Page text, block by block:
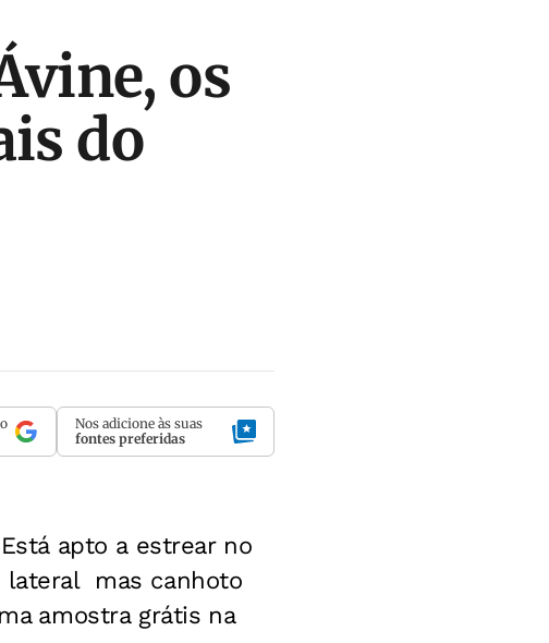
os
do
Nos adicione às suas
fontes preferidas
apto a estrear no
 mas canhoto 
amostra grátis na